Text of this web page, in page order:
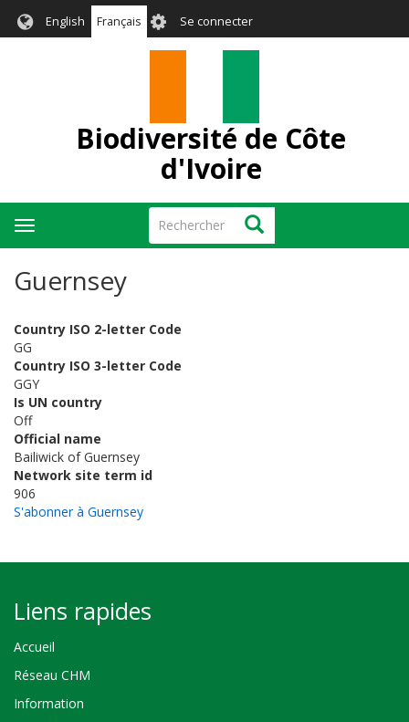
English Français User
account
Se connecter
Biodiversité de Côte
d'Ivoire
Rechercher Rechercher
Toggle
navigation
Guernsey
Country ISO 2-letter Code
GG
Country ISO 3-letter Code
GGY
Is UN country
Off
Official name
Bailiwick of Guernsey
Network site term id
906
S'abonner à Guernsey
Liens rapides
Accueil
Réseau CHM
Information